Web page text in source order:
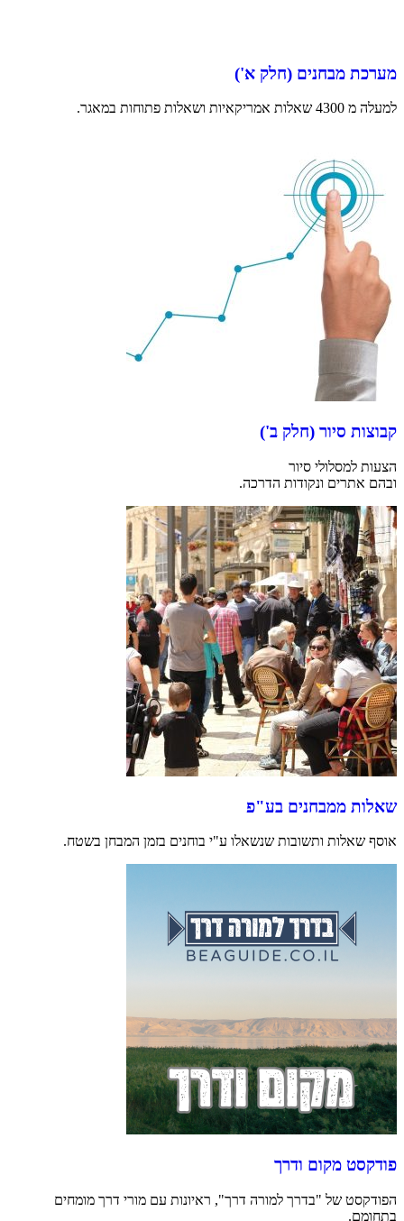
מערכת מבחנים (חלק א')
למעלה מ 4300 שאלות אמריקאיות ושאלות פתוחות במאגר.
קבוצות סיור (חלק ב')
הצעות למסלולי סיור
ובהם אתרים ונקודות הדרכה.
שאלות ממבחנים בע"פ
אוסף שאלות ותשובות שנשאלו ע"י בוחנים בזמן המבחן בשטח.
פודקסט מקום ודרך
הפודקסט של "בדרך למורה דרך", ראיונות עם מורי דרך מומחים
בתחומם.